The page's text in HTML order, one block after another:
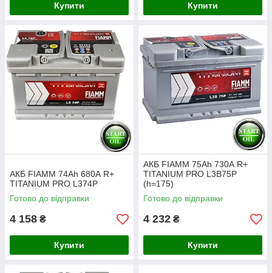
Купити Купити
АКБ FIAMM 74Ah 680А R+
TITANIUM PRO L374P
Готово до відправки
4 158 ₴
Купити
АКБ FIAMM 75Ah 730А R+
TITANIUM PRO L3B75P
(h=175)
Готово до відправки
4 232 ₴
Купити